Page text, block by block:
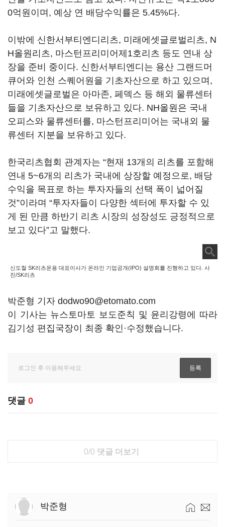
0억원이며, 예상 연 배당수익률은 5.45%다.
이밖에 신한서부티엔디리츠, 미래에셋글로벌리츠, N
H올원리츠, 마스턴프리미어제1호리츠 등도 연내 상
장을 준비 중이다. 신한서부티엔디는 용산 그랜드머
큐어와 인천 스퀘어원을 기초자산으로 하고 있으며,
미래에셋글로벌은 아마존, 페덱스 등 해외 물류센터
들을 기초자산으로 보유하고 있다. NH올원은 국내
오피스와 물류센터를, 마스턴프리미어는 국내외 물
류센터 지분을 보유하고 있다.
한국리츠협회 관계자는 “현재 13개의 리츠를 포함해
연내 5~6개의 리츠가 국내에 상장할 예정으로, 배당
수익을 목표로 하는 투자자들의 선택 폭이 넓어질
것”이라며 “투자자들이 다양한 섹터에 투자할 수 있
게 된 만큼 하반기 리츠 시장의 성장성도 긍정적으로
보고 있다”고 말했다.
신도철 SK리츠운용 대표이사가 온라인 기업공개(IPO) 설명회를 진행하고 있다. 사
진/SK리츠
박준형 기자 dodwo90@etomato.com
이 기사는 뉴스토마토 보도준칙 및 윤리강령에 따라
김기성 편집국장이 최종 확인·수정했습니다.
댓글 0
0/0 댓글 더보기
박준형